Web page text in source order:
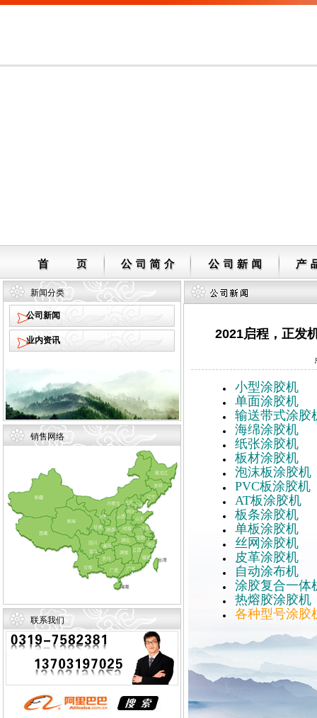
新闻分类
公司新闻
业内资讯
销售网络
联系我们
2021启程，正发
小型涂胶机
单面涂胶机
输送带式涂胶
海绵涂胶机
纸张涂胶机
板材涂胶机
泡沫板涂胶机
PVC板涂胶机
AT板涂胶机
板条涂胶机
单板涂胶机
丝网涂胶机
皮革涂胶机
自动涂布机
涂胶复合一体
热熔胶涂胶机
各种型号涂胶